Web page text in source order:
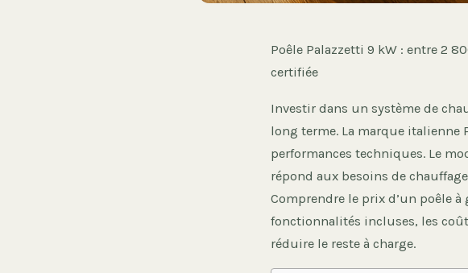
Poêle Palazzetti 9 kW : entre 2
certifiée
Investir dans un système de
long terme. La marque
performances techniques. Le
répond aux besoins de
Comprendre le prix d’un poêle à
fonctionnalités incluses, les
réduire le reste à charge.